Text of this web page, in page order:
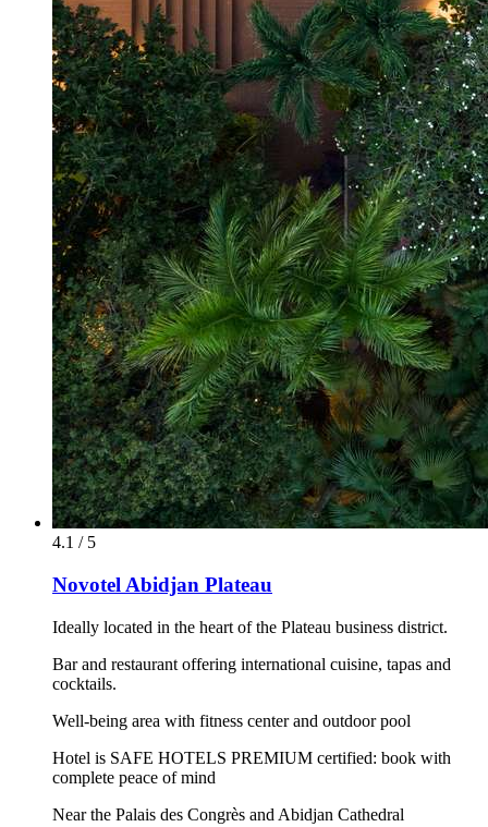
4.1 / 5
Novotel Abidjan Plateau
Ideally located in the heart of the Plateau business district.
Bar and restaurant offering international cuisine, tapas and
cocktails.
Well-being area with fitness center and outdoor pool
Hotel is SAFE HOTELS PREMIUM certified: book with
complete peace of mind
Near the Palais des Congrès and Abidjan Cathedral